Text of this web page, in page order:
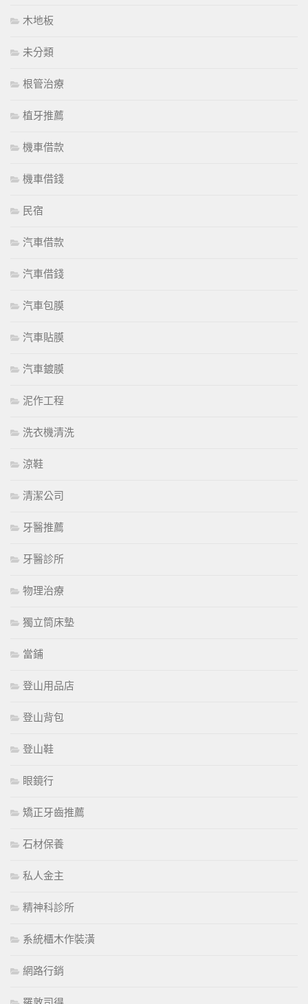
木地板
未分類
根管治療
植牙推薦
機車借款
機車借錢
民宿
汽車借款
汽車借錢
汽車包膜
汽車貼膜
汽車鍍膜
泥作工程
洗衣機清洗
涼鞋
清潔公司
牙醫推薦
牙醫診所
物理治療
獨立筒床墊
當鋪
登山用品店
登山背包
登山鞋
眼鏡行
矯正牙齒推薦
石材保養
私人金主
精神科診所
系統櫃木作裝潢
網路行銷